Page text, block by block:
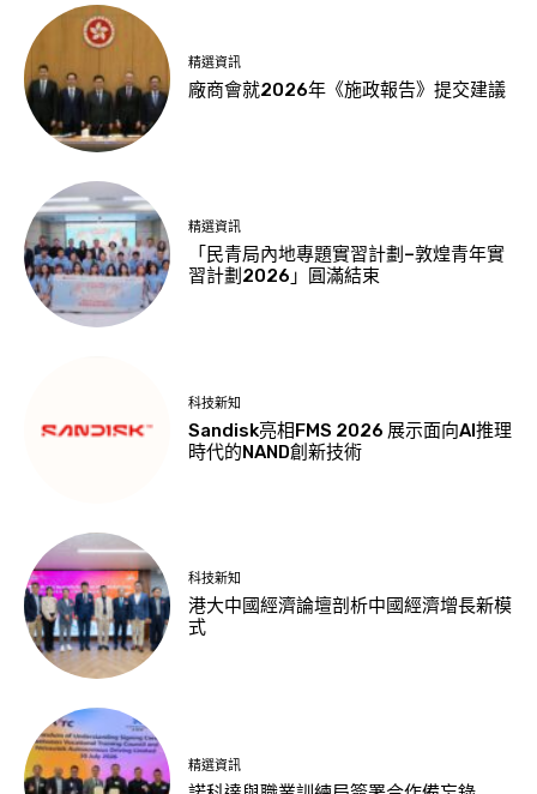
精選資訊
廠商會就2026年《施政報告》提交建議
精選資訊
「民青局內地專題實習計劃–敦煌青年實
習計劃2026」圓滿結束
科技新知
Sandisk亮相FMS 2026 展示面向AI推理
時代的NAND創新技術
科技新知
港大中國經濟論壇剖析中國經濟增長新模
式
精選資訊